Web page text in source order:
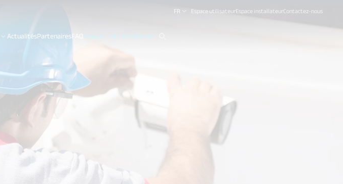
FR Espace utilisateurEspace installateurContactez-nous
ActualitésPartenairesFAQ Trouver mon installateur